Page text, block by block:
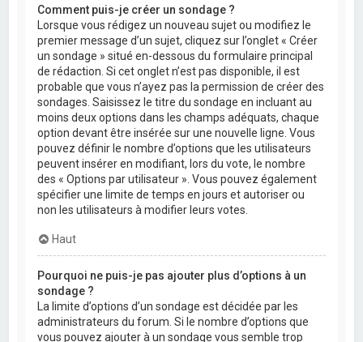
Comment puis-je créer un sondage ?
Lorsque vous rédigez un nouveau sujet ou modifiez le
premier message d’un sujet, cliquez sur l’onglet « Créer
un sondage » situé en-dessous du formulaire principal
de rédaction. Si cet onglet n’est pas disponible, il est
probable que vous n’ayez pas la permission de créer des
sondages. Saisissez le titre du sondage en incluant au
moins deux options dans les champs adéquats, chaque
option devant être insérée sur une nouvelle ligne. Vous
pouvez définir le nombre d’options que les utilisateurs
peuvent insérer en modifiant, lors du vote, le nombre
des « Options par utilisateur ». Vous pouvez également
spécifier une limite de temps en jours et autoriser ou
non les utilisateurs à modifier leurs votes.
Haut
Pourquoi ne puis-je pas ajouter plus d’options à un
sondage ?
La limite d’options d’un sondage est décidée par les
administrateurs du forum. Si le nombre d’options que
vous pouvez ajouter à un sondage vous semble trop